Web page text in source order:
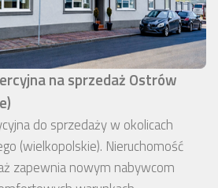
na sprzedaż Ostrów
do sprzedaży w okolicach
(wielkopolskie). Nieruchomość
zapewnia nowym nabywcom